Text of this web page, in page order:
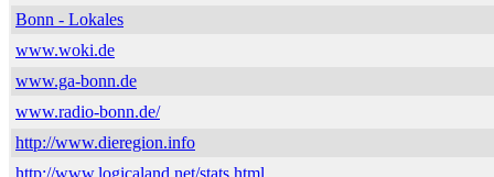
Bonn - Lokales
www.woki.de
www.ga-bonn.de
www.radio-bonn.de/
http://www.dieregion.info